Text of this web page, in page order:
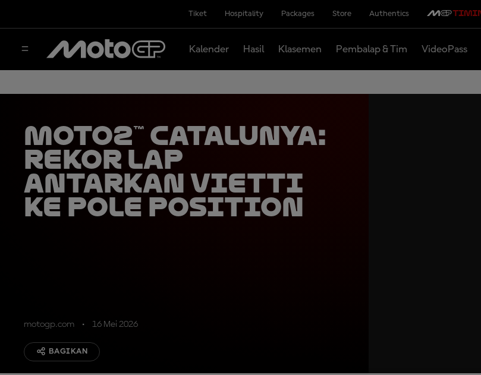
Tiket Hospitality Packages Store Authentics
Kalender Hasil Klasemen Pembalap & Tim VideoPass
Moto2™ Catalunya:
Rekor Lap
Antarkan Vietti
ke Pole Position
motogp.com 16 Mei 2026
BAGIKAN